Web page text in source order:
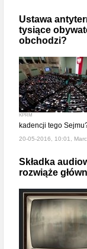
Ustawa
tysiące
obchodzi?
KPRM
kadencji tego
20-05-2016, 10:01,
Składka
rozwiąże